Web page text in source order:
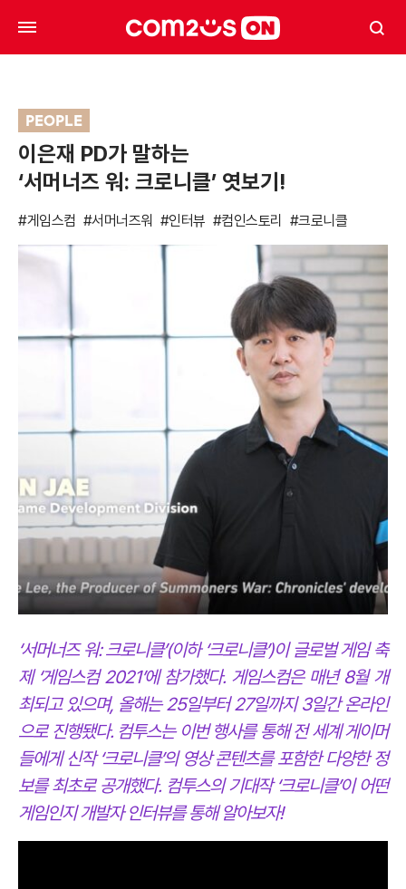
PEOPLE
이은재 PD가 말하는
‘서머너즈 워: 크로니클’ 엿보기!
#게임스컴 #서머너즈워 #인터뷰 #컴인스토리 #크로니클
‘서머너즈 워: 크로니클’(이하 ‘크로니클’)이 글로벌 게임 축
제 ‘게임스컴 2021’에 참가했다. 게임스컴은 매년 8월 개
최되고 있으며, 올해는 25일부터 27일까지 3일간 온라인
으로 진행됐다. 컴투스는 이번 행사를 통해 전 세계 게이머
들에게 신작 ‘크로니클’의 영상 콘텐츠를 포함한 다양한 정
보를 최초로 공개했다. 컴투스의 기대작 ‘크로니클’이 어떤
게임인지 개발자 인터뷰를 통해 알아보자!